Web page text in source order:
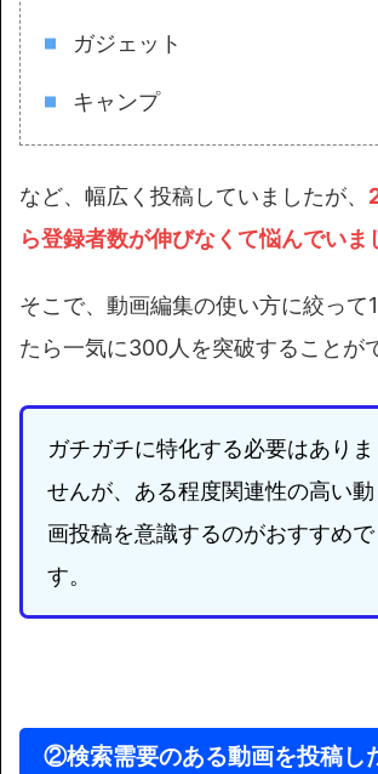
ガジェット
キャンプ
など、幅広く投稿していましたが、
ら登録者数が伸びなくて悩んでいま
そこで、動画編集の使い方に絞って
たら一気に300人を突破することが
ガチガチに特化する必要はありま
せんが、ある程度関連性の高い動
画投稿を意識するのがおすすめで
す。
②検索需要のある動画を投稿し